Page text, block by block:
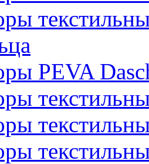
PEVA